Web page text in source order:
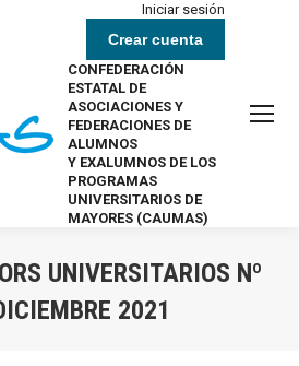
Iniciar sesión
Crear cuenta
CONFEDERACIÓN
ESTATAL DE
ASOCIACIONES Y
FEDERACIONES DE
ALUMNOS
Y EXALUMNOS DE LOS
PROGRAMAS
UNIVERSITARIOS DE
MAYORES (CAUMAS)
UNIVERSITARIOS Nº
2021